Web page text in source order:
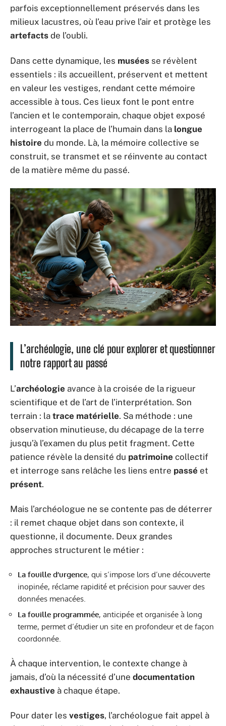
parfois exceptionnellement préservés dans les
milieux lacustres, où l’eau prive l’air et protège les
artefacts de l’oubli.
Dans cette dynamique, les musées se révèlent
essentiels : ils accueillent, préservent et mettent
en valeur les vestiges, rendant cette mémoire
accessible à tous. Ces lieux font le pont entre
l’ancien et le contemporain, chaque objet exposé
interrogeant la place de l’humain dans la longue
histoire du monde. Là, la mémoire collective se
construit, se transmet et se réinvente au contact
de la matière même du passé.
L’archéologie, une clé pour explorer et questionner
notre rapport au passé
L’archéologie avance à la croisée de la rigueur
scientifique et de l’art de l’interprétation. Son
terrain : la trace matérielle. Sa méthode : une
observation minutieuse, du décapage de la terre
jusqu’à l’examen du plus petit fragment. Cette
patience révèle la densité du patrimoine collectif
et interroge sans relâche les liens entre passé et
présent.
Mais l’archéologue ne se contente pas de déterrer
: il remet chaque objet dans son contexte, il
questionne, il documente. Deux grandes
approches structurent le métier :
La fouille d’urgence, qui s’impose lors d’une découverte
inopinée, réclame rapidité et précision pour sauver des
données menacées.
La fouille programmée, anticipée et organisée à long
terme, permet d’étudier un site en profondeur et de façon
coordonnée.
À chaque intervention, le contexte change à
jamais, d’où la nécessité d’une documentation
exhaustive à chaque étape.
Pour dater les vestiges, l’archéologue fait appel à